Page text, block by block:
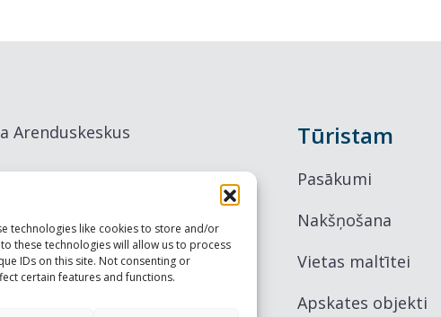
technologies like cookies to store and/or
these technologies will allow us to process
IDs on this site. Not consenting or
certain features and functions.
Arenduskeskus
Tūristam
Pasākumi
Nakšņošana
Vietas maltītei
Apskates objekti